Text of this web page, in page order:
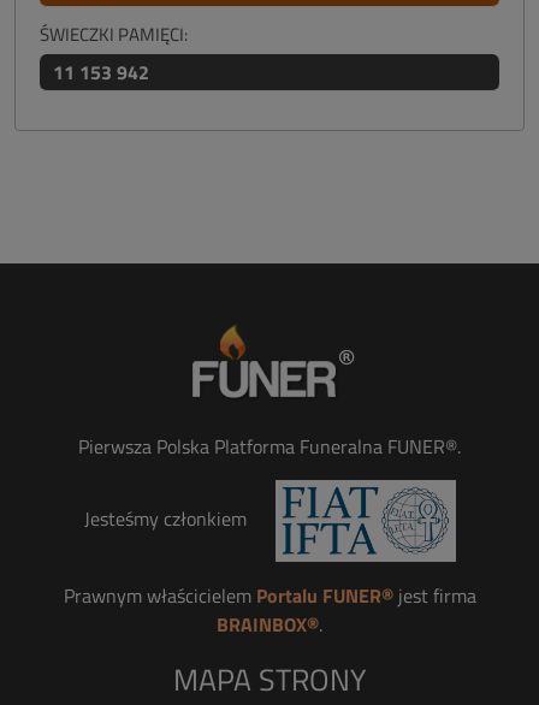
ŚWIECZKI PAMIĘCI:
11 153 942
Pierwsza Polska Platforma Funeralna FUNER®.
Jesteśmy członkiem
Prawnym właścicielem Portalu FUNER®jest firma
BRAINBOX®.
MAPA STRONY